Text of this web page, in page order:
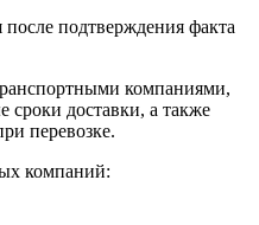
подтверждения факта
компаниями,
сроки доставки, а также
перевозке.
компаний: